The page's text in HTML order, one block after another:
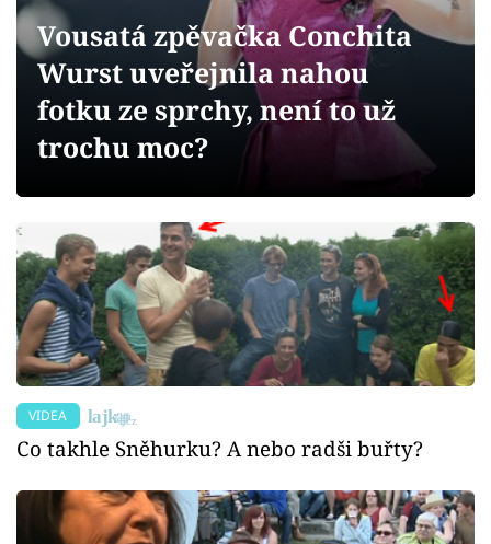
Videa
Sledujte prima+
Sledujte nás
Vousatá zpěvačka Conchita
Wurst uveřejnila nahou
fotku ze sprchy, není to už
trochu moc?
VIDEA
Co takhle Sněhurku? A nebo radši buřty?